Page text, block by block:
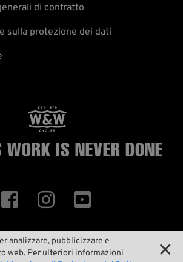
analizzare, pubblicizzare e
web. Per ulteriori informazioni

di contratto
sulla protezione dei dati
WORK IS NEVER DONE
  
ID 40622